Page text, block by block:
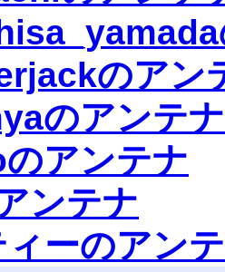
のアン
のアンテナ
アンテナ
ンテナ
ーのアン